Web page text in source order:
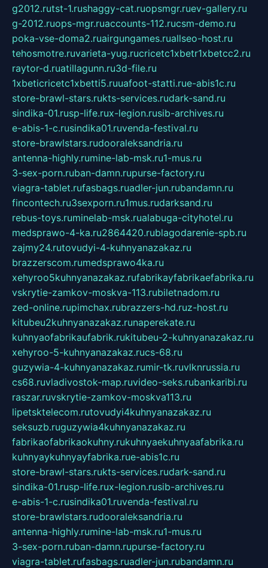
g2012.rutst-1.rushaggy-cat.ruopsmgr.ruev-gallery.ru
g-2012.ruops-mgr.ruaccounts-112.rucsm-demo.ru
poka-vse-doma2.ruairgungames.ruallseo-host.ru
tehosmotre.ruvarieta-yug.rucricetc1xbetr1xbetcc2.ru
raytor-d.ruatillagunn.ru3d-file.ru
1xbeticricetc1xbetti5.ruuafoot-statti.rue-abis1c.ru
store-brawl-stars.rukts-services.rudark-sand.ru
sindika-01.rusp-life.rux-legion.rusib-archives.ru
e-abis-1-c.rusindika01.ruvenda-festival.ru
store-brawlstars.rudooraleksandria.ru
antenna-highly.rumine-lab-msk.ru1-mus.ru
3-sex-porn.ruban-damn.rupurse-factory.ru
viagra-tablet.rufasbags.ruadler-jun.rubandamn.ru
fincontech.ru3sexporn.ru1mus.rudarksand.ru
rebus-toys.ruminelab-msk.rualabuga-cityhotel.ru
medsprawo-4-ka.ru2864420.rublagodarenie-spb.ru
zajmy24.rutovudyi-4-kuhnyanazakaz.ru
brazzerscom.rumedsprawo4ka.ru
xehyroo5kuhnyanazakaz.rufabrikayfabrikaefabrika.ru
vskrytie-zamkov-moskva-113.rubiletnadom.ru
zed-online.rupimchax.rubrazzers-hd.ruz-host.ru
kitubeu2kuhnyanazakaz.runaperekate.ru
kuhnyaofabrikaufabrik.rukitubeu-2-kuhnyanazakaz.ru
xehyroo-5-kuhnyanazakaz.rucs-68.ru
guzywia-4-kuhnyanazakaz.rumir-tk.ruvlknrussia.ru
cs68.ruvladivostok-map.ruvideo-seks.rubankaribi.ru
raszar.ruvskrytie-zamkov-moskva113.ru
lipetsktelecom.rutovudyi4kuhnyanazakaz.ru
seksuzb.ruguzywia4kuhnyanazakaz.ru
fabrikaofabrikaokuhny.rukuhnyaekuhnyaafabrika.ru
kuhnyaykuhnyayfabrika.rue-abis1c.ru
store-brawl-stars.rukts-services.rudark-sand.ru
sindika-01.rusp-life.rux-legion.rusib-archives.ru
e-abis-1-c.rusindika01.ruvenda-festival.ru
store-brawlstars.rudooraleksandria.ru
antenna-highly.rumine-lab-msk.ru1-mus.ru
3-sex-porn.ruban-damn.rupurse-factory.ru
viagra-tablet.rufasbags.ruadler-jun.rubandamn.ru